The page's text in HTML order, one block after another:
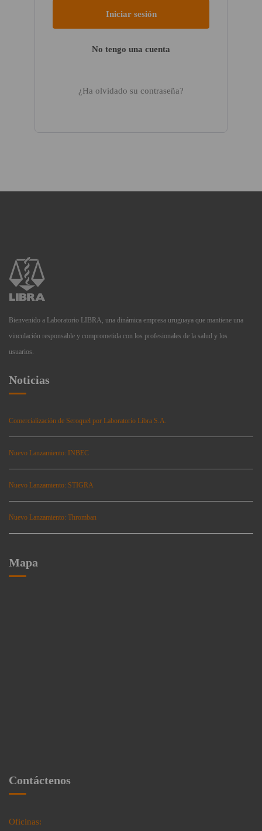
No tengo una cuenta
¿Ha olvidado su contraseña?
Bienvenido a Laboratorio LIBRA, una dinámica empresa uruguaya que mantiene una
vinculación responsable y comprometida con los profesionales de la salud y los
usuarios.
Noticias
Comercialización de Seroquel por Laboratorio Libra S.A.
Nuevo Lanzamiento: INBEC
Nuevo Lanzamiento: STIGRA
Nuevo Lanzamiento: Thromban
Mapa
Contáctenos
Oficinas: